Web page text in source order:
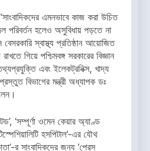
এমনভাবে কাজ করা উচিত
পরিবর্তন হলেও অসুবিধায় পড়তে না
স্বাস্থ্য প্রতিষ্ঠান আয়োজিত
গিয়ে পশ্চিমবঙ্গ সরকারের বিজ্ঞান
এবং ইলেকট্রনিক্স, খাদ্য
বিভাগের মন্ত্রী অধ্যাপক ডঃ
‘সম্পূর্ণা ওমেন কেয়ার অ্যাণ্ড
হসপিটাল’-এর যৌথ
র সাংবাদিকদের জন্য ‘প্রেস